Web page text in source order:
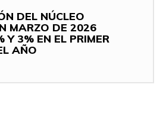
DEL NÚCLEO
MARZO DE 2026
Y 3% EN EL PRIMER
AÑO